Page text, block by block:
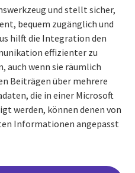
und stellt sicher,
bequem zugänglich und
hilft die Integration den
effizienter zu
auch wenn sie räumlich
Beiträgen über mehrere
die in einer Microsoft
werden, können denen von
Informationen angepasst